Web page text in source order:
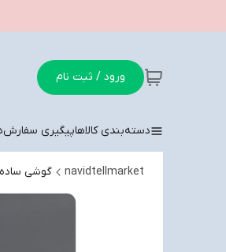
ورود / ثبت نام
دسته‌بندی کالاهاپیگیری سفارش
navidtellmarket گوشی ساده